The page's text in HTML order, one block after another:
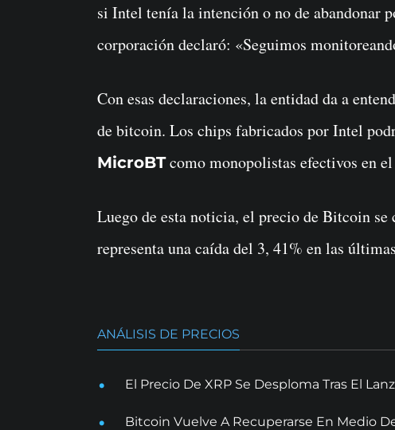
si Intel tenía la intención o no de abandonar
corporación declaró: «Seguimos
Con esas declaraciones, la entidad da a
de bitcoin. Los chips fabricados por Intel
MicroBTcomo monopolistas efectivos en
Luego de esta noticia, el precio de Bitcoin se
representa una caída del 3, 41% en las
ANÁLISIS DE PRECIOS
El Precio De XRP Se Desploma Tras El
Bitcoin Vuelve A Recuperarse En Medio